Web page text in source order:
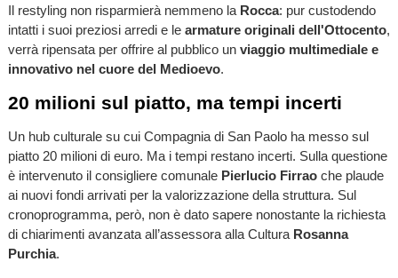
Il restyling non risparmierà nemmeno la Rocca: pur custodendo
intatti i suoi preziosi arredi e le armature originali dell'Ottocento,
verrà ripensata per offrire al pubblico un viaggio multimediale e
innovativo nel cuore del Medioevo.
20 milioni sul piatto, ma tempi incerti
Un hub culturale su cui Compagnia di San Paolo ha messo sul
piatto 20 milioni di euro. Ma i tempi restano incerti. Sulla questione
è intervenuto il consigliere comunale Pierlucio Firrao che plaude
ai nuovi fondi arrivati per la valorizzazione della struttura. Sul
cronoprogramma, però, non è dato sapere nonostante la richiesta
di chiarimenti avanzata all’assessora alla CulturaRosanna
Purchia.